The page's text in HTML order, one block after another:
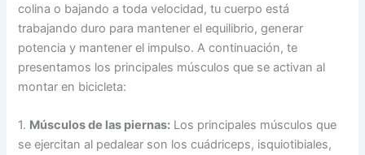
colina o bajando a toda velocidad, tu cuerpo está
trabajando duro para mantener el equilibrio, generar
potencia y mantener el impulso. A continuación, te
presentamos los principales músculos que se activan al
montar en bicicleta:
1. Músculos de las piernas: Los principales músculos que
se ejercitan al pedalear son los cuádriceps, isquiotibiales,